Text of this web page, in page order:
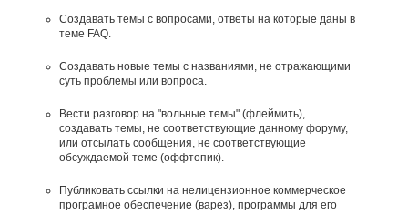
Создавать темы с вопросами, ответы на которые даны в
теме FAQ.
Создавать новые темы с названиями, не отражающими
суть проблемы или вопроса.
Вести разговор на "вольные темы" (флеймить),
создавать темы, не соответствующие данному форуму,
или отсылать сообщения, не соответствующие
обсуждаемой теме (оффтопик).
Публиковать ссылки на нелицензионное коммерческое
програмное обеспечение (варез), программы для его